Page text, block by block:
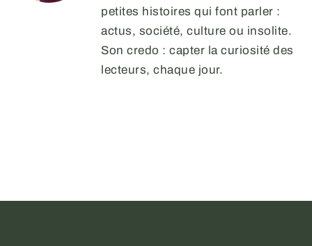
petites histoires qui font parler :
actus, société, culture ou insolite.
Son credo : capter la curiosité des
lecteurs, chaque jour.